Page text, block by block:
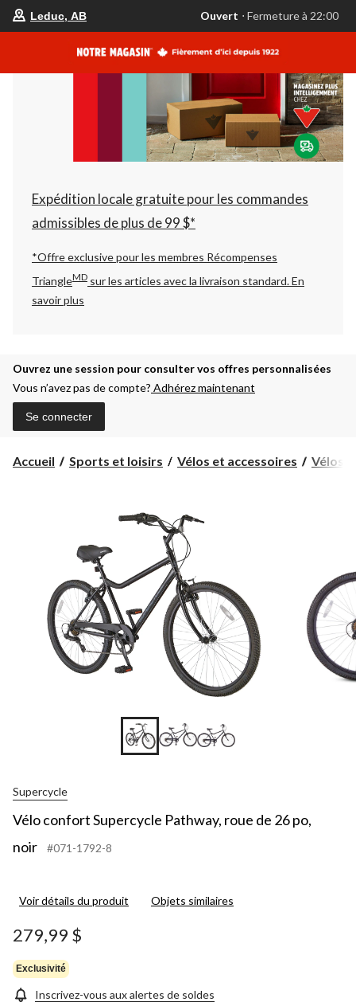
votre
est
AB,
Ouvert,
Fermeture
à
22:00
changer
Leduc, AB Ouvert ⋅ Fermeture à 22:00
Expédition locale gratuite pour les commandes
admissibles de plus de 99 $*
*Offre exclusive pour les membres Récompenses
TriangleMD sur les articles avec la livraison standard.En
savoir plus
Ouvrez une session pour consulter vos offres personnalisées
Vous n’avez pas de compte? Adhérez maintenant
Se connecter
Accueil Sports et loisirs Vélos et accessoires Vélos
Supercycle
Vélo confort Supercycle Pathway, roue de 26 po,
noir
#071-1792-8
Voir détails du produit Objets similaires
279,99 $
Exclusivité
Inscrivez-vous aux alertes de soldes